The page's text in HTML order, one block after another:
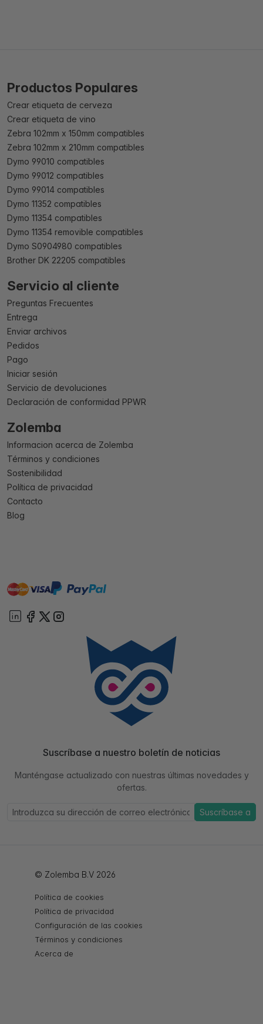
Productos Populares
Crear etiqueta de cerveza
Crear etiqueta de vino
Zebra 102mm x 150mm compatibles
Zebra 102mm x 210mm compatibles
Dymo 99010 compatibles
Dymo 99012 compatibles
Dymo 99014 compatibles
Dymo 11352 compatibles
Dymo 11354 compatibles
Dymo 11354 removible compatibles
Dymo S0904980 compatibles
Brother DK 22205 compatibles
Servicio al cliente
Preguntas Frecuentes
Entrega
Enviar archivos
Pedidos
Pago
Iniciar sesión
Servicio de devoluciones
Declaración de conformidad PPWR
Zolemba
Informacion acerca de Zolemba
Términos y condiciones
Sostenibilidad
Política de privacidad
Contacto
Blog
mastervisa paypal
Suscríbase a nuestro boletín de noticias
Manténgase actualizado con nuestras últimas novedades y
ofertas.
Suscríbase a
© Zolemba B.V 2026
Política de cookies
Política de privacidad
Configuración de las cookies
Términos y condiciones
Acerca de